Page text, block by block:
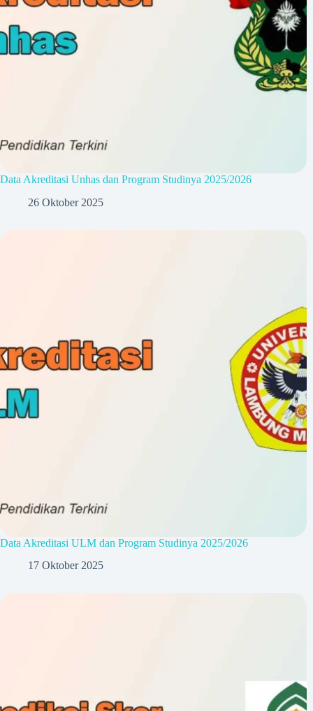
Data Akreditasi Unhas dan Program Studinya 2025/2026
26 Oktober 2025
Data Akreditasi ULM dan Program Studinya 2025/2026
17 Oktober 2025